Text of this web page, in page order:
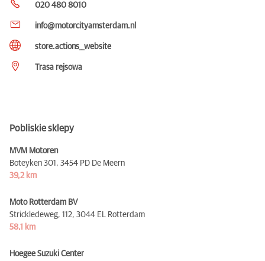
020 480 8010
info@motorcityamsterdam.nl
store.actions__website
Trasa rejsowa
Pobliskie sklepy
MVM Motoren
Boteyken 301, 3454 PD De Meern
39,2 km
Moto Rotterdam BV
Strickledeweg, 112, 3044 EL Rotterdam
58,1 km
Hoegee Suzuki Center